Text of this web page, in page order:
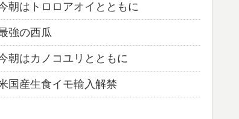
朝はトロロアオイとともに
強の西瓜
朝はカノコユリとともに
国産生食イモ輸入解禁